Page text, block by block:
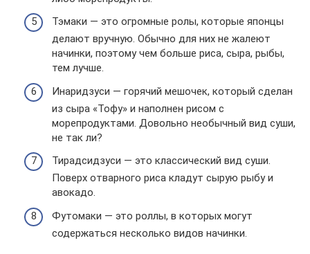
Тэмаки — это огромные ролы, которые японцы
делают вручную. Обычно для них не жалеют
начинки, поэтому чем больше риса, сыра, рыбы,
тем лучше.
Инаридзуси — горячий мешочек, который сделан
из сыра «Тофу» и наполнен рисом с
морепродуктами. Довольно необычный вид суши,
не так ли?
Тирадсидзуси — это классический вид суши.
Поверх отварного риса кладут сырую рыбу и
авокадо.
Футомаки — это роллы, в которых могут
содержаться несколько видов начинки.